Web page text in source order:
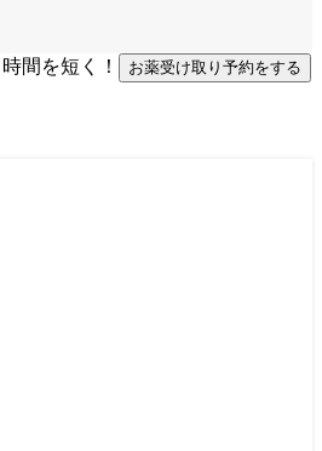
お薬受け取り予約をする